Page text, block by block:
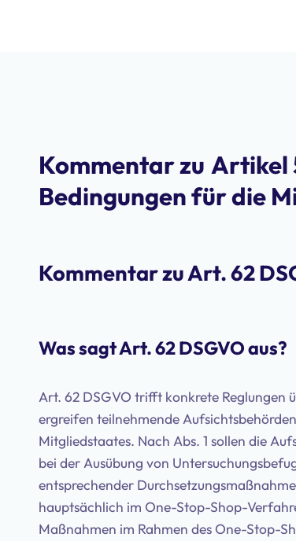
Kommentar zu Artikel
Bedingungen für die
Kommentar zu Art. 62
Was sagt Art. 62 DSGVO aus?
Art. 62 DSGVO trifft konkrete Reglungen
ergreifen teilnehmende
Mitgliedstaates. Nach Abs. 1 sollen die
bei der Ausübung von
entsprechender
hauptsächlich im One-Stop-Shop-
Maßnahmen im Rahmen des One-Stop-